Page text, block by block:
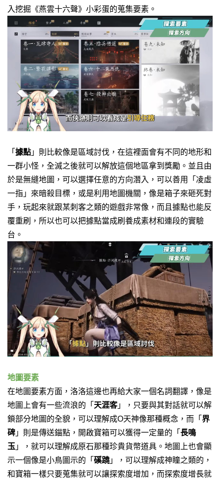
入挖掘《燕雲十六聲》小彩蛋的蒐集要素。
「 據點 」則比較像是區域討伐，在這裡面會有不同的地形和
一群小怪，全滅之後就可以解放這個地區拿到獎勵。並且由
於是無縫地圖，可以選擇任意的方向潛入， 可以善用「凌虛
一指」來暗殺目標，或是利用地圖機關，像是箱子來砸死對
手，玩起來就跟某刺客之類的遊戲非常像，而且據點也能反
覆重刷，所以也可以把據點當成刷養成素材和連段的實驗
台。
地圖要素
在地圖要素方面，洛洛這邊也再給大家一個名詞翻譯，像是
地圖上會有一些流浪的「 天涯客」，只要與其對話就可以解
鎖部分地圖的全貌，可以理解成O天神像那種概念，而「 界
碑 」則是傳送錨點， 開啟寶箱可以獲得一定量的「 長鳴
玉 」，就可以理解成原石那種珍貴貨幣道具。 地圖上也會顯
示一個像是小鳥圖示的「 磎蹺 」，可以理解成神瞳之類的，
和寶箱一樣只要蒐集就可以讓探索度增加， 而探索度增長就